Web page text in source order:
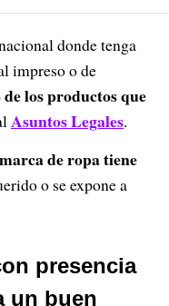
donde tenga
impreso o de
los productos que
Asuntos Legales.
de ropa tiene
o se expone a
presencia
un buen